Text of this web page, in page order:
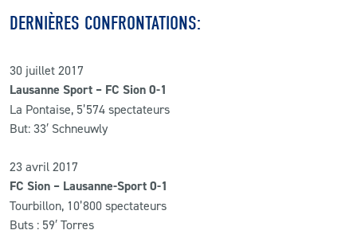
DERNIÈRES CONFRONTATIONS:
30 juillet 2017
Lausanne Sport – FC Sion 0-1
La Pontaise, 5’574 spectateurs
But: 33′ Schneuwly
23 avril 2017
FC Sion – Lausanne-Sport 0-1
Tourbillon, 10’800 spectateurs
Buts : 59′ Torres